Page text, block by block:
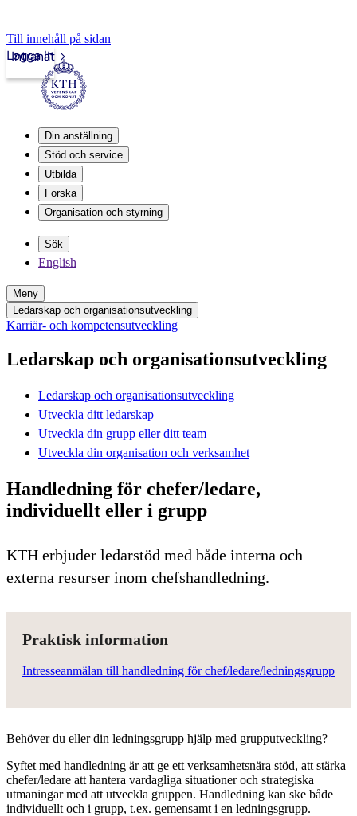
Till innehåll på sidan
Intranät
Logga in
Din anställning
Stöd och service
Utbilda
Forska
Organisation och styrning
Sök
English
Meny
Ledarskap och organisationsutveckling
Karriär- och kompetensutveckling
Ledarskap och organisationsutveckling
Ledarskap och organisationsutveckling
Utveckla ditt ledarskap
Utveckla din grupp eller ditt team
Utveckla din organisation och verksamhet
Handledning för chefer/ledare,
individuellt eller i grupp
KTH erbjuder ledarstöd med både interna och
externa resurser inom chefshandledning.
Praktisk information
Intresseanmälan till handledning för chef/ledare/ledningsgrupp
Behöver du eller din ledningsgrupp hjälp med grupputveckling?
Syftet med handledning är att ge ett verksamhetsnära stöd, att stärka
chefer/ledare att hantera vardagliga situationer och strategiska
utmaningar med att utveckla gruppen. Handledning kan ske både
individuellt och i grupp, t.ex. gemensamt i en ledningsgrupp.